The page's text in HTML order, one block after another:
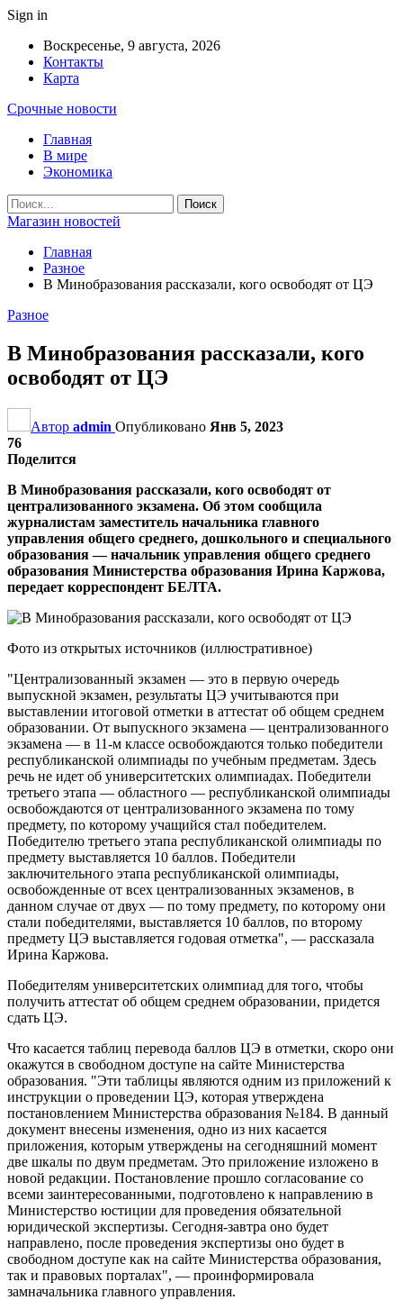
Sign in
Воскресенье, 9 августа, 2026
Контакты
Карта
Срочные новости
Главная
В мире
Экономика
Магазин новостей
Главная
Разное
В Минобразования рассказали, кого освободят от ЦЭ
Разное
В Минобразования рассказали, кого
освободят от ЦЭ
Автор admin Опубликовано Янв 5, 2023
76
Поделится
В Минобразования рассказали, кого освободят от
централизованного экзамена. Об этом сообщила
журналистам заместитель начальника главного
управления общего среднего, дошкольного и специального
образования — начальник управления общего среднего
образования Министерства образования Ирина Каржова,
передает корреспондент БЕЛТА.
Фото из открытых источников (иллюстративное)
"Централизованный экзамен — это в первую очередь
выпускной экзамен, результаты ЦЭ учитываются при
выставлении итоговой отметки в аттестат об общем среднем
образовании. От выпускного экзамена — централизованного
экзамена — в 11-м классе освобождаются только победители
республиканской олимпиады по учебным предметам. Здесь
речь не идет об университетских олимпиадах. Победители
третьего этапа — областного — республиканской олимпиады
освобождаются от централизованного экзамена по тому
предмету, по которому учащийся стал победителем.
Победителю третьего этапа республиканской олимпиады по
предмету выставляется 10 баллов. Победители
заключительного этапа республиканской олимпиады,
освобожденные от всех централизованных экзаменов, в
данном случае от двух — по тому предмету, по которому они
стали победителями, выставляется 10 баллов, по второму
предмету ЦЭ выставляется годовая отметка", — рассказала
Ирина Каржова.
Победителям университетских олимпиад для того, чтобы
получить аттестат об общем среднем образовании, придется
сдать ЦЭ.
Что касается таблиц перевода баллов ЦЭ в отметки, скоро они
окажутся в свободном доступе на сайте Министерства
образования. "Эти таблицы являются одним из приложений к
инструкции о проведении ЦЭ, которая утверждена
постановлением Министерства образования №184. В данный
документ внесены изменения, одно из них касается
приложения, которым утверждены на сегодняшний момент
две шкалы по двум предметам. Это приложение изложено в
новой редакции. Постановление прошло согласование со
всеми заинтересованными, подготовлено к направлению в
Министерство юстиции для проведения обязательной
юридической экспертизы. Сегодня-завтра оно будет
направлено, после проведения экспертизы оно будет в
свободном доступе как на сайте Министерства образования,
так и правовых порталах", — проинформировала
замначальника главного управления.